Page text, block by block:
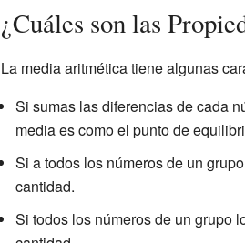
¿Cuáles son las
La media aritmética tiene algunas
Si sumas las diferencias de cada
media es como el punto de
Si a todos los números de un
cantidad.
Si todos los números de un grupo